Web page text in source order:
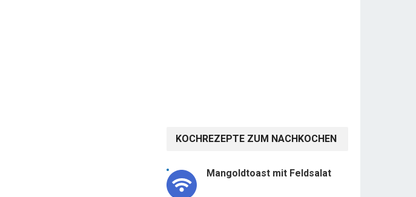
KOCHREZEPTE ZUM NACHKOCHEN
Mangoldtoast mit Feldsalat